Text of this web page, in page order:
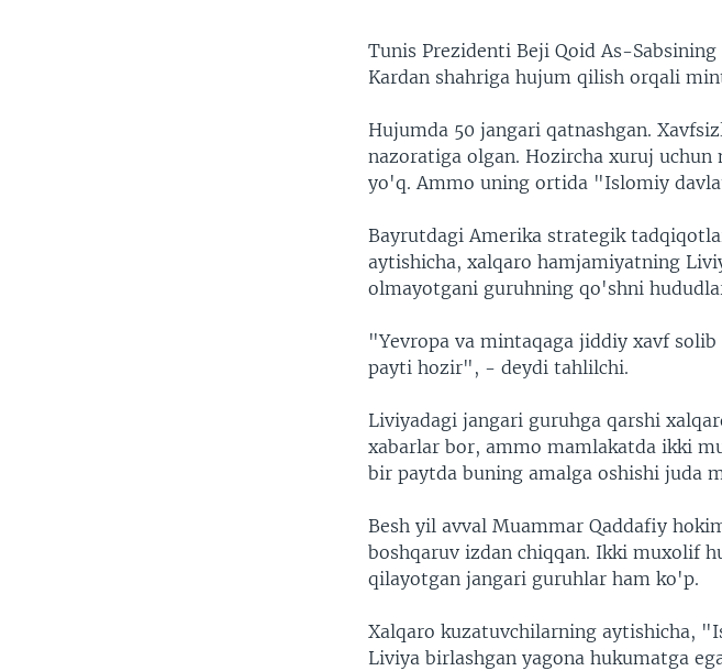
Tunis Prezidenti Beji Qoid As-
Kardan shahriga hujum qilish orqali
Hujumda 50 jangari qatnashgan.
nazoratiga olgan. Hozircha xuruj
yo'q. Ammo uning ortida "Islomiy
Bayrutdagi Amerika strategik
aytishicha, xalqaro hamjamiyatning
olmayotgani guruhning qo'shni
"Yevropa va mintaqaga jiddiy xavf
payti hozir", - deydi tahlilchi.
Liviyadagi jangari guruhga qarshi
xabarlar bor, ammo mamlakatda ikki
bir paytda buning amalga oshishi juda
Besh yil avval Muammar Qaddafiy
boshqaruv izdan chiqqan. Ikki muxolif
qilayotgan jangari guruhlar ham ko'p.
Xalqaro kuzatuvchilarning aytishicha,
Liviya birlashgan yagona hukumatga